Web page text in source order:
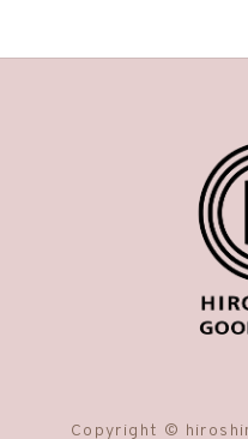
Copyright ©